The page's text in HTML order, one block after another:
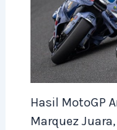
Hasil MotoGP
Marquez